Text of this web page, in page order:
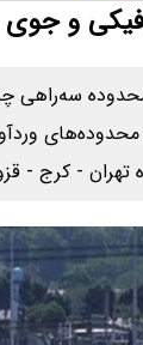
و
سه‌راهی
تهران - کرج